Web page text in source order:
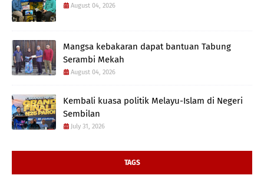
August 04, 2026
Mangsa kebakaran dapat bantuan Tabung
Serambi Mekah
August 04, 2026
Kembali kuasa politik Melayu-Islam di Negeri
Sembilan
July 31, 2026
TAGS